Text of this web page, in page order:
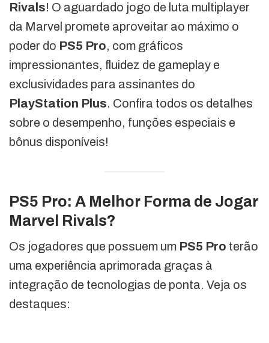
Rivals! O aguardado jogo de luta multiplayer
da Marvel promete aproveitar ao máximo o
poder do PS5 Pro, com gráficos
impressionantes, fluidez de gameplay e
exclusividades para assinantes do
PlayStation Plus. Confira todos os detalhes
sobre o desempenho, funções especiais e
bônus disponíveis!
PS5 Pro: A Melhor Forma de Jogar
Marvel Rivals?
Os jogadores que possuem um PS5 Pro terão
uma experiência aprimorada graças à
integração de tecnologias de ponta. Veja os
destaques: